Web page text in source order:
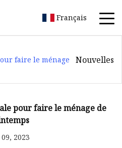
Français
faire le ménage
Nouvelles
pour faire le ménage de
2023